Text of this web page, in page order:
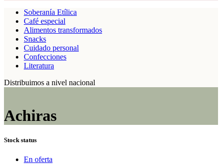
Soberanía Etílica
Café especial
Alimentos transformados
Snacks
Cuidado personal
Confecciones
Literatura
Distribuimos a nivel nacional
Achiras
Stock status
En oferta